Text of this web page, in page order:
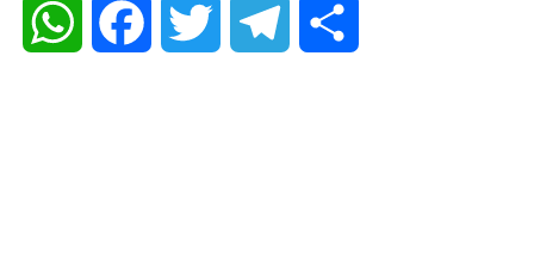
WhatsApp Facebook Twitter Telegram